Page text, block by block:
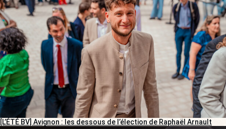
[L’ÉTÉ BV] Avignon : les dessous de l’élection de Raphaël Arnault